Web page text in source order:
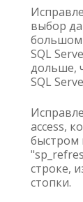
выбор
большом
SQL
дольше,
SQL
access,
быстром
строке,
стопки.